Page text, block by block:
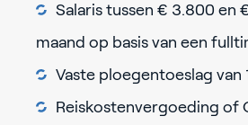
Salaris tussen € 3.800 en
maand op basis van een
Vaste ploegentoeslag van
Reiskostenvergoeding of